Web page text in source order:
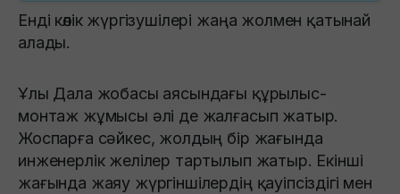
Енді көлік жүргізушілері жаңа жолмен қатынай
алады.
Ұлы Дала жобасы аясындағы құрылыс-
монтаж жұмысы әлі де жалғасып жатыр.
Жоспарға сәйкес, жолдың бір жағында
инженерлік желілер тартылып жатыр. Екінші
жағында жаяу жүргіншілердің қауіпсіздігі мен